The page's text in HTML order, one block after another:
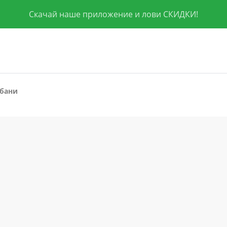
Скачай наше приложение и лови СКИДКИ!